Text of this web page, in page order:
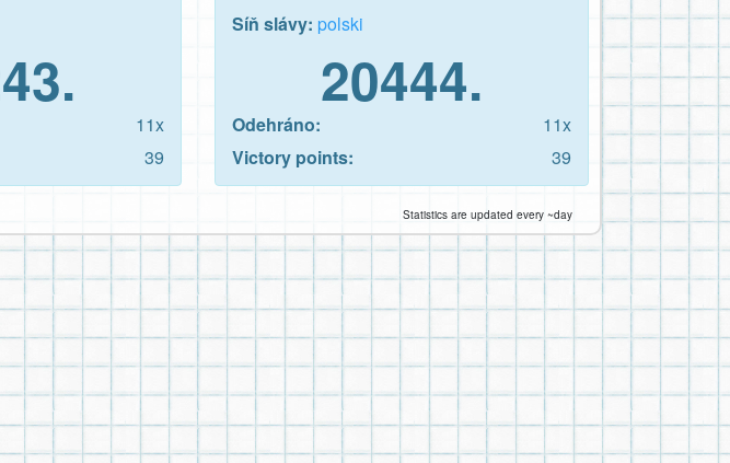
11x
39
Síň slávy: polski
20444.
Odehráno:
11x
Victory points:
39
Statistics are updated every ~day